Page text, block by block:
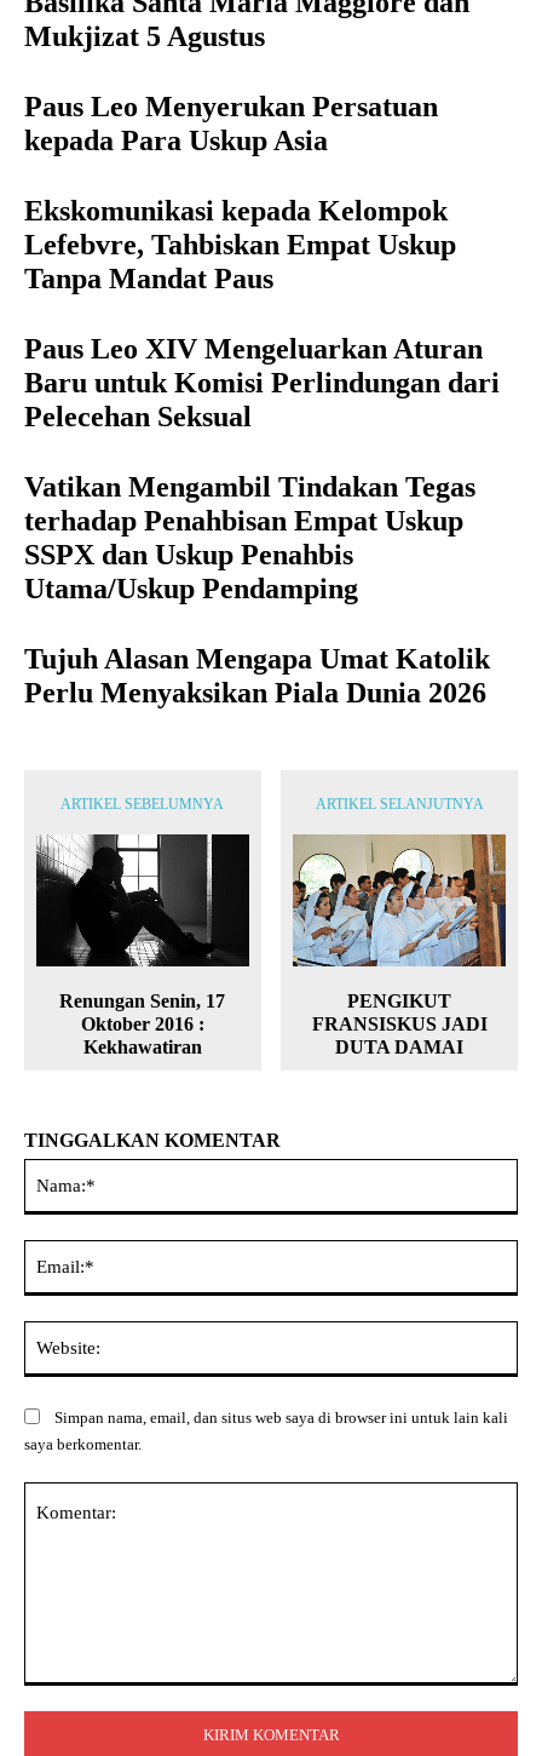
Mukjizat 5 Agustus
Paus Leo Menyerukan Persatuan
kepada Para Uskup Asia
Ekskomunikasi kepada Kelompok
Lefebvre, Tahbiskan Empat Uskup
Tanpa Mandat Paus
Paus Leo XIV Mengeluarkan Aturan
Baru untuk Komisi Perlindungan dari
Pelecehan Seksual
Vatikan Mengambil Tindakan Tegas
terhadap Penahbisan Empat Uskup
SSPX dan Uskup Penahbis
Utama/Uskup Pendamping
Tujuh Alasan Mengapa Umat Katolik
Perlu Menyaksikan Piala Dunia 2026
ARTIKEL SEBELUMNYA
Renungan Senin, 17
Oktober 2016 :
Kekhawatiran
ARTIKEL SELANJUTNYA
PENGIKUT
FRANSISKUS JADI
DUTA DAMAI
TINGGALKAN KOMENTAR
Simpan nama, email, dan situs web saya di browser ini untuk lain kali
saya berkomentar.